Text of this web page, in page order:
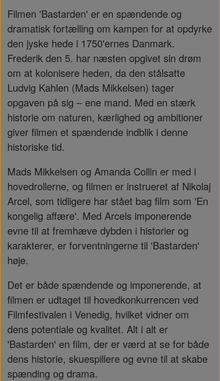
Filmen 'Bastarden' er en spændende og
dramatisk fortælling om kampen for at opdyrke
den jyske hede i 1750'ernes Danmark.
Frederik den 5. har næsten opgivet sin drøm
om at kolonisere heden, da den stålsatte
Ludvig Kahlen (Mads Mikkelsen) tager
opgaven på sig – ene mand. Med en stærk
historie om naturen, kærlighed og ambitioner
giver filmen et spændende indblik i denne
historiske tid.
Mads Mikkelsen og Amanda Collin er med i
hovedrollerne, og filmen er instrueret af Nikolaj
Arcel, som tidligere har stået bag film som 'En
kongelig affære'. Med Arcels imponerende
evne til at fremhæve dybden i historier og
karakterer, er forventningerne til 'Bastarden'
høje.
Det er både spændende og imponerende, at
filmen er udtaget til hovedkonkurrencen ved
Filmfestivalen i Venedig, hvilket vidner om
dens potentiale og kvalitet. Alt i alt er
'Bastarden' en film, der er værd at se for både
dens historie, skuespillere og evne til at skabe
spænding og drama.